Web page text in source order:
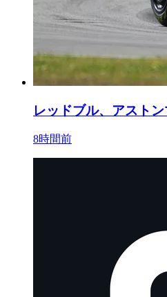
レッドブル、アスト
8時間前